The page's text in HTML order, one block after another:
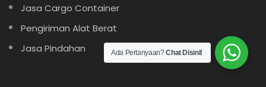
Jasa Cargo Container
Pengiriman Alat Berat
Jasa Pindahan
Ada Pertanyaan?Chat Disini!